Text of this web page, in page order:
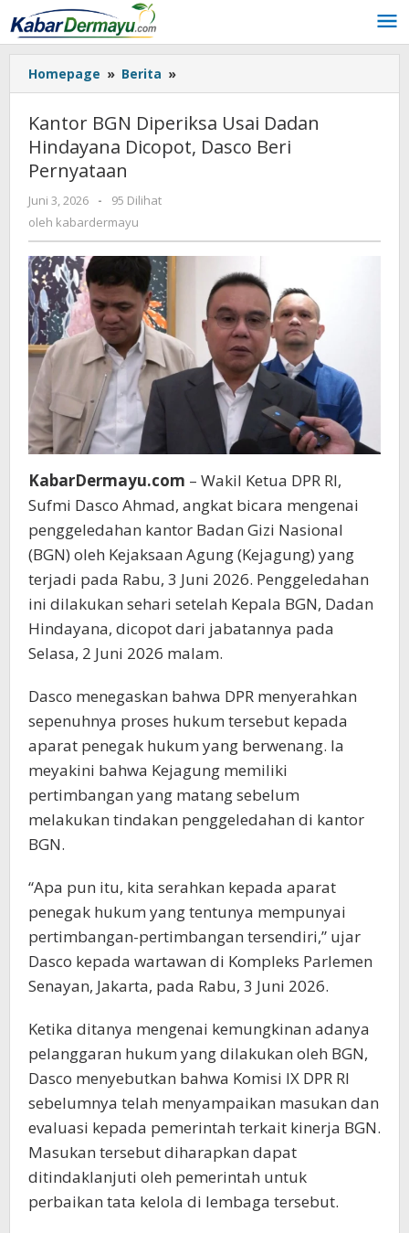
Lewati
ke
konten
Homepage » Berita »
BGN
Diperiksa
Usai
Dadan
Pernyataan
Kantor BGN Diperiksa Usai Dadan
Hindayana Dicopot, Dasco Beri
Pernyataan
Juni 3, 2026
oleh
kabardermayu
-
95 Dilihat
oleh kabardermayu
KabarDermayu.com – Wakil Ketua DPR RI,
Sufmi Dasco Ahmad, angkat bicara mengenai
penggeledahan kantor Badan Gizi Nasional
(BGN) oleh Kejaksaan Agung (Kejagung) yang
terjadi pada Rabu, 3 Juni 2026. Penggeledahan
ini dilakukan sehari setelah Kepala BGN, Dadan
Hindayana, dicopot dari jabatannya pada
Selasa, 2 Juni 2026 malam.
Dasco menegaskan bahwa DPR menyerahkan
sepenuhnya proses hukum tersebut kepada
aparat penegak hukum yang berwenang. Ia
meyakini bahwa Kejagung memiliki
pertimbangan yang matang sebelum
melakukan tindakan penggeledahan di kantor
BGN.
“Apa pun itu, kita serahkan kepada aparat
penegak hukum yang tentunya mempunyai
pertimbangan-pertimbangan tersendiri,” ujar
Dasco kepada wartawan di Kompleks Parlemen
Senayan, Jakarta, pada Rabu, 3 Juni 2026.
Ketika ditanya mengenai kemungkinan adanya
pelanggaran hukum yang dilakukan oleh BGN,
Dasco menyebutkan bahwa Komisi IX DPR RI
sebelumnya telah menyampaikan masukan dan
evaluasi kepada pemerintah terkait kinerja BGN.
Masukan tersebut diharapkan dapat
ditindaklanjuti oleh pemerintah untuk
perbaikan tata kelola di lembaga tersebut.